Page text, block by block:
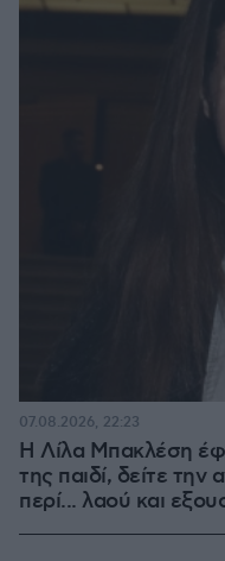
Η Λίλα Μπακλέση
της παιδί, δείτε
περί... λαού και
07.08.2026, 22:23